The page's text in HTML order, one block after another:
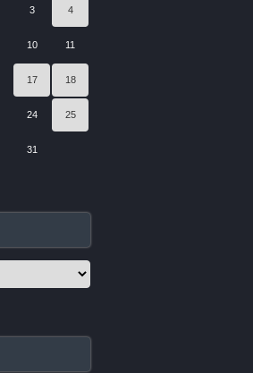
3 4
10 11
17 18
24 25
31